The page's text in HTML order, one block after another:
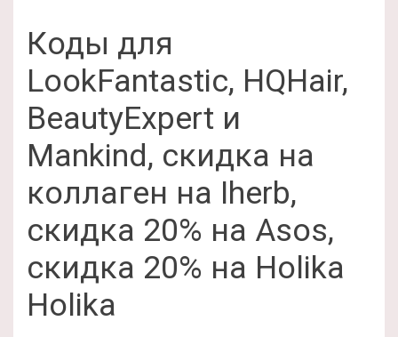
Коды для
LookFantastic, HQHair,
BeautyExpert и
Mankind, скидка на
коллаген на Iherb,
скидка 20% на Asos,
скидка 20% на Holika
Holika